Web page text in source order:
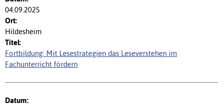
04.09.2025
Hildesheim
Fortbildung: Mit Lesestrategien das Leseverstehen im
Fachunterricht fördern